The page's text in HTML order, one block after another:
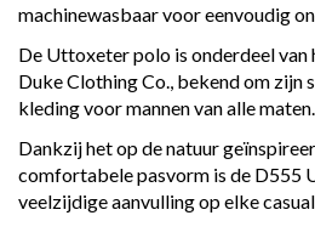
machinewasbaar voor eenvoudig
De Uttoxeter polo is onderdeel van
Duke Clothing Co., bekend om
kleding voor mannen van alle maten.
Dankzij het op de natuur
comfortabele pasvorm is de D555
veelzijdige aanvulling op elke